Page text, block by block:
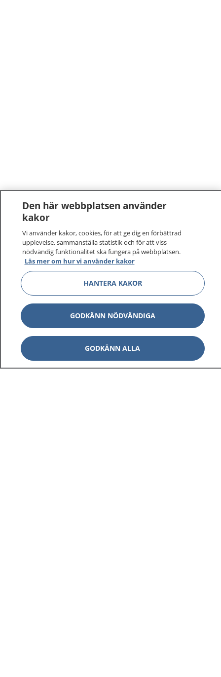
Den här webbplatsen använder
kakor
Vi använder kakor, cookies, för att ge dig en förbättrad
upplevelse, sammanställa statistik och för att viss
nödvändig funktionalitet ska fungera på webbplatsen.
Läs mer om hur vi använder kakor
HANTERA KAKOR
GODKÄNN NÖDVÄNDIGA
GODKÄNN ALLA